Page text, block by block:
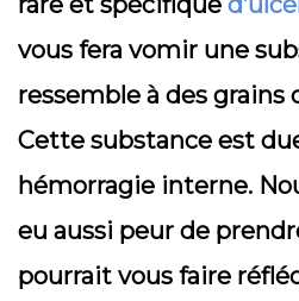
vous fera vomir une
ressemble à des grains
Cette substance est
hémorragie interne.
eu aussi peur de
pourrait vous faire